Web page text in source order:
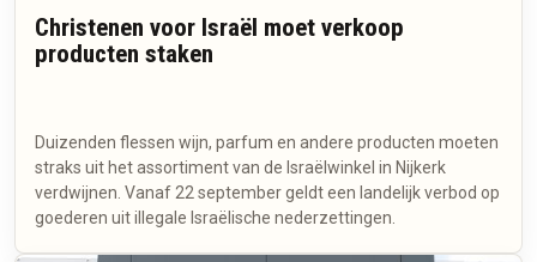
Christenen voor Israël moet verkoop
producten staken
Duizenden flessen wijn, parfum en andere producten moeten
straks uit het assortiment van de Israëlwinkel in Nijkerk
verdwijnen. Vanaf 22 september geldt een landelijk verbod op
goederen uit illegale Israëlische nederzettingen.